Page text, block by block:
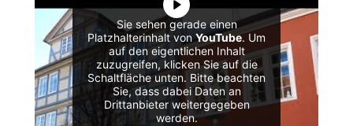
Sie sehen gerade einen
Platzhalterinhalt vonYouTube. Um
auf den eigentlichen Inhalt
zuzugreifen, klicken Sie auf die
Schaltfläche unten. Bitte beachten
Sie, dass dabei Daten an
Drittanbieter weitergegeben
werden.